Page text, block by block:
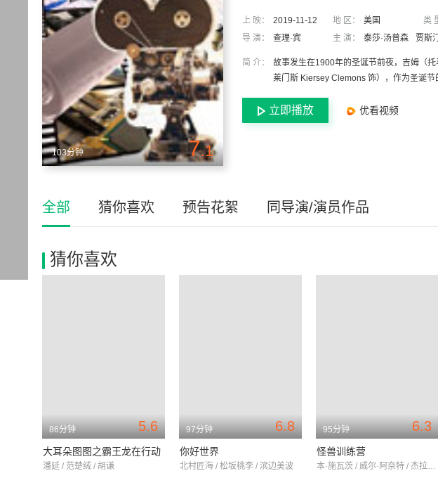
103分钟 7.1
上 映： 2019-11-12 地 区： 美国 类
导 演：
查理·宾 主 演： 泰莎·汤普森 贾斯
简 介：
故事发生在1900年的圣诞节前夜，吉姆（
莱门斯 Kiersey Clemons 饰），作为圣诞节
立即播放 优看视频
全部 猜你喜欢 预告花絮 同导演/演员作品
猜你喜欢
5.6
86分钟
大耳朵图图之霸王龙在行动
潘延 / 范楚绒 / 胡谦
6.8
97分钟
你好世界
北村匠海 / 松坂桃李 / 滨边美波
6.3
95分钟
怪兽训练营
本·施瓦茨 / 威尔·阿奈特 / 杰拉尔丁·维斯瓦纳坦